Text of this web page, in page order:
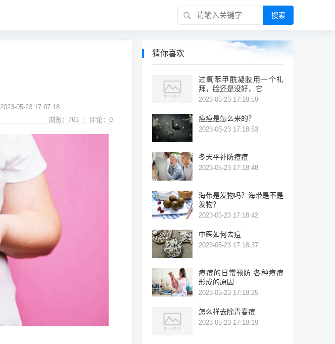
搜索
2023-05-23 17:07:18
浏览：763
评论：0
猜你喜欢
过氧苯甲酰凝胶用一个礼
拜，脸还是没好，它
2023-05-23 17:18:59
痘痘是怎么来的？
2023-05-23 17:18:53
冬天平补防痘痘
2023-05-23 17:18:48
海带是发物吗？海带是不是
发物？
2023-05-23 17:18:42
中医如何去痘
2023-05-23 17:18:37
痘痘的日常预防 各种痘痘
形成的原因
2023-05-23 17:18:25
怎么样去除青春痘
2023-05-23 17:18:19